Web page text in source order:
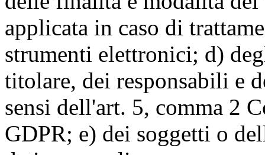
applicata in caso di
strumenti elettronici; d)
titolare, dei responsabili e
sensi dell'art. 5, comma 2
GDPR; e) dei soggetti o